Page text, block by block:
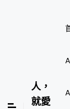
人，
就愛